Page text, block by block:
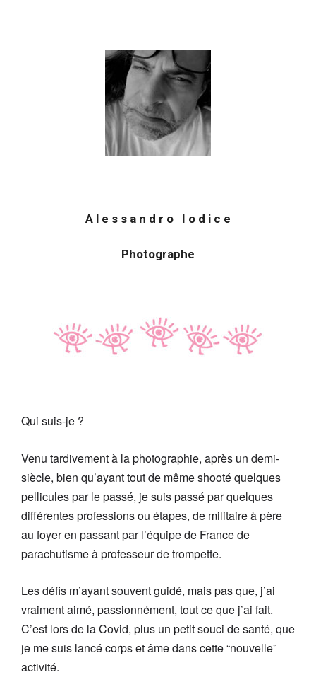
A l e s s a n d r o I o d i c e
Photographe
Qui suis-je ?
Venu tardivement à la photographie, après un demi-
siècle, bien qu’ayant tout de même shooté quelques
pellicules par le passé, je suis passé par quelques
différentes professions ou étapes, de militaire à père
au foyer en passant par l’équipe de France de
parachutisme à professeur de trompette.
Les défis m’ayant souvent guidé, mais pas que, j’ai
vraiment aimé, passionnément, tout ce que j’ai fait.
C’est lors de la Covid, plus un petit souci de santé, que
je me suis lancé corps et âme dans cette “nouvelle”
activité.